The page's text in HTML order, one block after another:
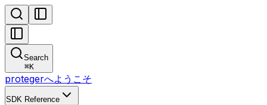
Search
⌘K
protegerへようこそ
SDK Reference